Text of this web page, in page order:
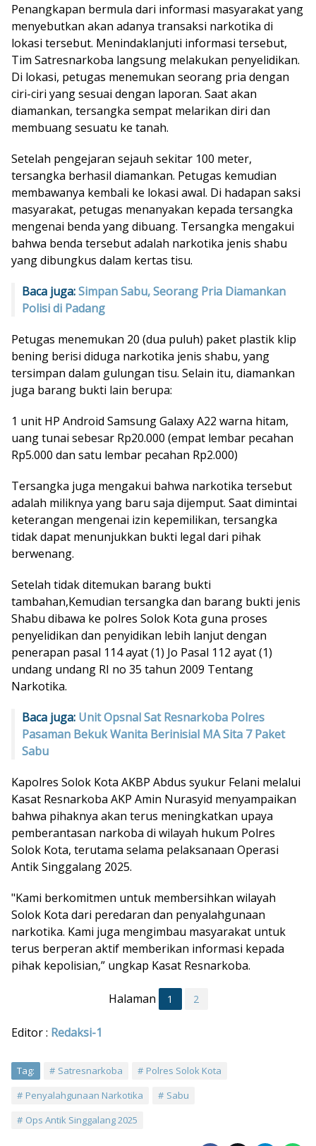
Penangkapan bermula dari informasi masyarakat yang
menyebutkan akan adanya transaksi narkotika di
lokasi tersebut. Menindaklanjuti informasi tersebut,
Tim Satresnarkoba langsung melakukan penyelidikan.
Di lokasi, petugas menemukan seorang pria dengan
ciri-ciri yang sesuai dengan laporan. Saat akan
diamankan, tersangka sempat melarikan diri dan
membuang sesuatu ke tanah.
Setelah pengejaran sejauh sekitar 100 meter,
tersangka berhasil diamankan. Petugas kemudian
membawanya kembali ke lokasi awal. Di hadapan saksi
masyarakat, petugas menanyakan kepada tersangka
mengenai benda yang dibuang. Tersangka mengakui
bahwa benda tersebut adalah narkotika jenis shabu
yang dibungkus dalam kertas tisu.
Baca juga:Simpan Sabu, Seorang Pria Diamankan
Polisi di Padang
Petugas menemukan 20 (dua puluh) paket plastik klip
bening berisi diduga narkotika jenis shabu, yang
tersimpan dalam gulungan tisu. Selain itu, diamankan
juga barang bukti lain berupa:
1 unit HP Android Samsung Galaxy A22 warna hitam,
uang tunai sebesar Rp20.000 (empat lembar pecahan
Rp5.000 dan satu lembar pecahan Rp2.000)
Tersangka juga mengakui bahwa narkotika tersebut
adalah miliknya yang baru saja dijemput. Saat dimintai
keterangan mengenai izin kepemilikan, tersangka
tidak dapat menunjukkan bukti legal dari pihak
berwenang.
Setelah tidak ditemukan barang bukti
tambahan,Kemudian tersangka dan barang bukti jenis
Shabu dibawa ke polres Solok Kota guna proses
penyelidikan dan penyidikan lebih lanjut dengan
penerapan pasal 114 ayat (1) Jo Pasal 112 ayat (1)
undang undang RI no 35 tahun 2009 Tentang
Narkotika.
Baca juga: Unit Opsnal Sat Resnarkoba Polres
Pasaman Bekuk Wanita Berinisial MA Sita 7 Paket
Sabu
Kapolres Solok Kota AKBP Abdus syukur Felani melalui
Kasat Resnarkoba AKP Amin Nurasyid menyampaikan
bahwa pihaknya akan terus meningkatkan upaya
pemberantasan narkoba di wilayah hukum Polres
Solok Kota, terutama selama pelaksanaan Operasi
Antik Singgalang 2025.
"Kami berkomitmen untuk membersihkan wilayah
Solok Kota dari peredaran dan penyalahgunaan
narkotika. Kami juga mengimbau masyarakat untuk
terus berperan aktif memberikan informasi kepada
pihak kepolisian,” ungkap Kasat Resnarkoba.
Halaman 1 2
Editor : Redaksi-1
Tag: Satresnarkoba
Polres Solok Kota
Penyalahgunaan Narkotika
Sabu
Ops Antik Singgalang 2025